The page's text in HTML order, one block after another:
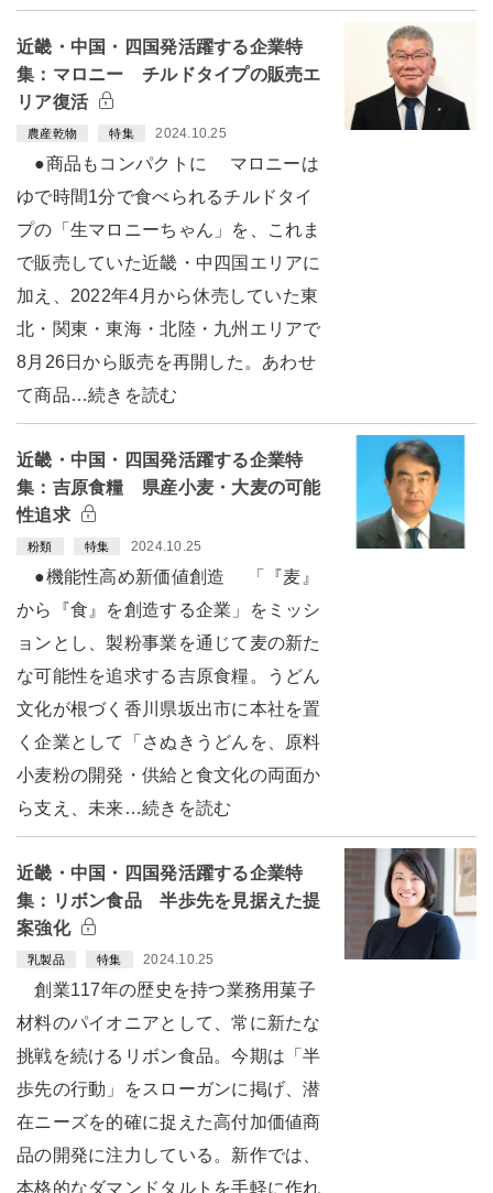
近畿・中国・四国発活躍する企業特
集：マロニー チルドタイプの販売エ
リア復活
農産乾物 特集 2024.10.25
●商品もコンパクトに マロニーは
ゆで時間1分で食べられるチルドタイ
プの「生マロニーちゃん」を、これま
で販売していた近畿・中四国エリアに
加え、2022年4月から休売していた東
北・関東・東海・北陸・九州エリアで
8月26日から販売を再開した。あわせ
て商品…続きを読む
近畿・中国・四国発活躍する企業特
集：吉原食糧 県産小麦・大麦の可能
性追求
粉類 特集 2024.10.25
●機能性高め新価値創造 「『麦』
から『食』を創造する企業」をミッシ
ョンとし、製粉事業を通じて麦の新た
な可能性を追求する吉原食糧。うどん
文化が根づく香川県坂出市に本社を置
く企業として「さぬきうどんを、原料
小麦粉の開発・供給と食文化の両面か
ら支え、未来…続きを読む
近畿・中国・四国発活躍する企業特
集：リボン食品 半歩先を見据えた提
案強化
乳製品 特集 2024.10.25
創業117年の歴史を持つ業務用菓子
材料のパイオニアとして、常に新たな
挑戦を続けるリボン食品。今期は「半
歩先の行動」をスローガンに掲げ、潜
在ニーズを的確に捉えた高付加価値商
品の開発に注力している。新作では、
本格的なダマンドタルトを手軽に作れ